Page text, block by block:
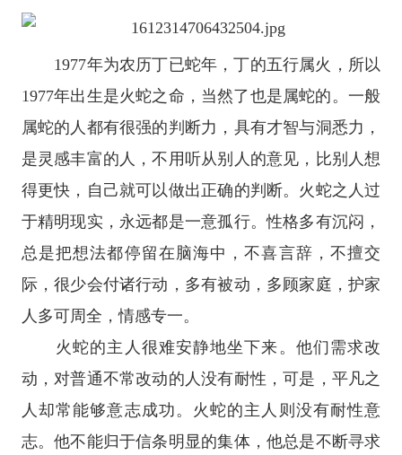
1977年为农历丁已蛇年，丁的五行属火，所以
1977年出生是火蛇之命，当然了也是属蛇的。一般
属蛇的人都有很强的判断力，具有才智与洞悉力，
是灵感丰富的人，不用听从别人的意见，比别人想
得更快，自己就可以做出正确的判断。火蛇之人过
于精明现实，永远都是一意孤行。性格多有沉闷，
总是把想法都停留在脑海中，不喜言辞，不擅交
际，很少会付诸行动，多有被动，多顾家庭，护家
人多可周全，情感专一。
火蛇的主人很难安静地坐下来。他们需求改
动，对普通不常改动的人没有耐性，可是，平凡之
人却常能够意志成功。火蛇的主人则没有耐性意
志。他不能归于信条明显的集体，他总是不断寻求